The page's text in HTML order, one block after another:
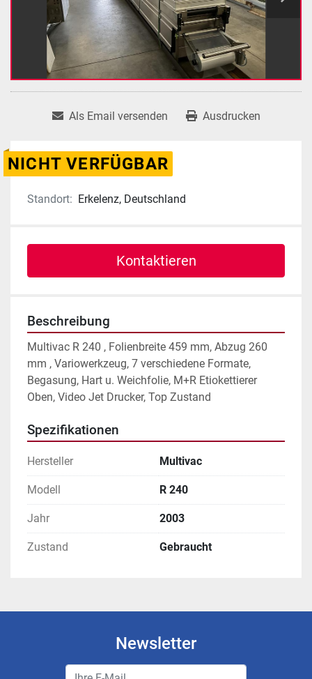
Als Email versenden Ausdrucken
NICHT VERFÜGBAR
Standort: Erkelenz, Deutschland
Kontaktieren
Beschreibung
Multivac R 240 , Folienbreite 459 mm, Abzug 260
mm , Variowerkzeug, 7 verschiedene Formate,
Begasung, Hart u. Weichfolie, M+R Etiokettierer
Oben, Video Jet Drucker, Top Zustand
Spezifikationen
Hersteller Multivac
Modell R 240
Jahr 2003
Zustand Gebraucht
Newsletter